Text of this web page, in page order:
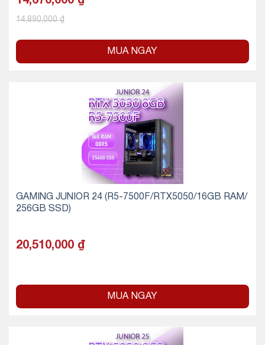
14,890,000₫
MUA NGAY
GAMING JUNIOR 24 (R5-7500F/RTX5050/16GB RAM/
256GB SSD)
20,510,000 ₫
MUA NGAY